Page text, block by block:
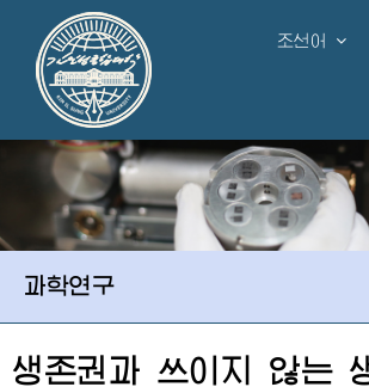
조선어
과학연구
생존권과 쓰이지 않는